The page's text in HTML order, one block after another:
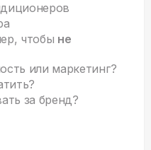
чтобы не
или маркетинг?
за бренд?